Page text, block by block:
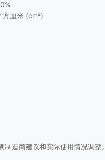
方厘米 (cm²)
造商建议和实际使用情况调整。